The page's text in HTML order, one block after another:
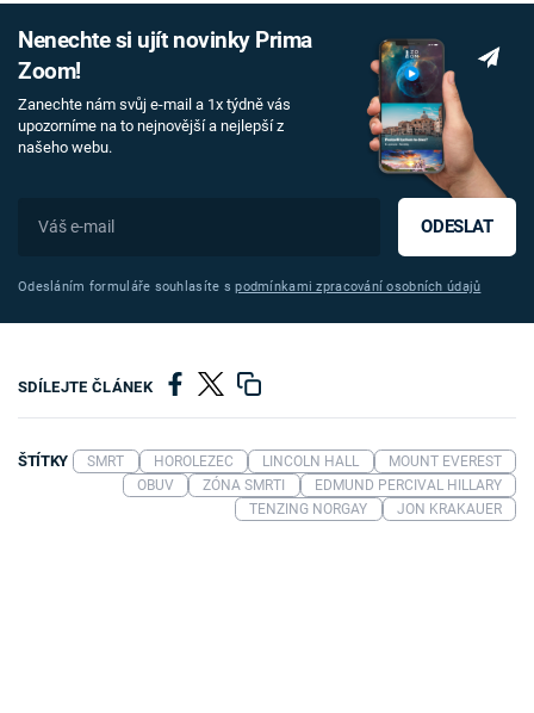
Nenechte si ujít novinky Prima
Zoom!
Zanechte nám svůj e-mail a 1x týdně vás
upozorníme na to nejnovější a nejlepší z
našeho webu.
ODESLAT
Odesláním formuláře souhlasíte spodmínkami zpracování osobních údajů
SDÍLEJTE ČLÁNEK
ŠTÍTKY SMRT HOROLEZEC LINCOLN HALL
MOUNT EVEREST
OBUV
ZÓNA SMRTI
EDMUND PERCIVAL HILLARY
TENZING NORGAY
JON KRAKAUER